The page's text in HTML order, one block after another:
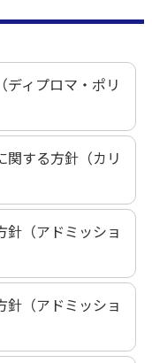
ディプロマ・ポリ
関する方針（カリ
針（アドミッショ
針（アドミッショ